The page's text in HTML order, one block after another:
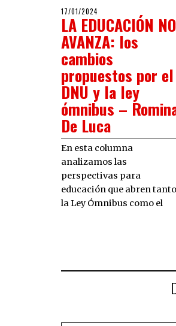
POSTED
ON
17/01/2024
LA EDUCACIÓN NO
AVANZA: los
cambios
propuestos por el
DNU y la ley
ómnibus –
De Luca
En esta columna
analizamos las
perspectivas para
educación que abren tanto
la Ley Ómnibus como el